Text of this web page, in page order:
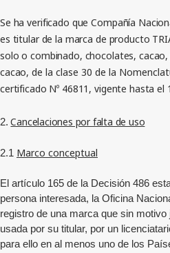
Se ha verificado que Compañía
es titular de la marca de producto
solo o combinado, chocolates,
cacao,de la clase 30 de la
certificado Nº 46811, vigente hasta el
2.Cancelaciones por falta de uso
2.1 Marco conceptual
El artículo 165 de la Decisión 486
persona interesada, la Oficina
registro de una marca que sin
usada por su titular, por un
para ello en al menos uno de los